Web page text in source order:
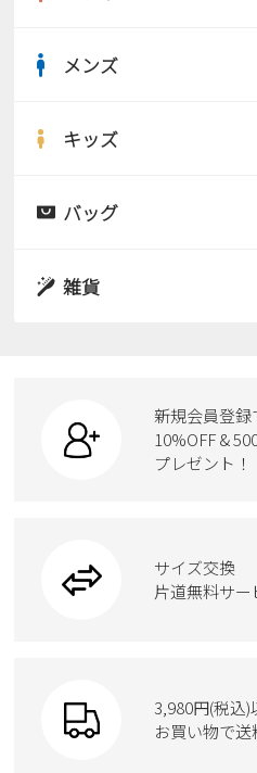
サンダル
スニーカー
カジュアルシューズ
ワークシューズ
ウェア
moz
メンズ
サンダル
ローファー
ブーツ
Parade
キッズ
サンダル
スクール
new balance
バッグ
ボディバッグ
ハンドバッグ
トートバッグ
雑貨
ケア用品
新規会員登録
10%OFF &
プレゼント！
サイズ交換
片道無料サー
3,980円(税込)
お買い物で送